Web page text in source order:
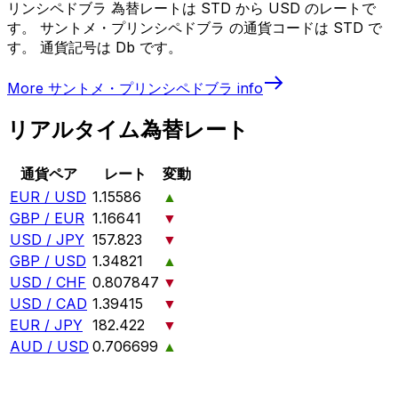
リンシペドブラ 為替レートは STD から USD のレートで
す。 サントメ・プリンシペドブラ の通貨コードは STD で
す。 通貨記号は Db です。
More サントメ・プリンシペドブラ info
リアルタイム為替レート
通貨ペア レート
変動
EUR / USD 1.15586
▲
GBP / EUR 1.16641
▼
USD / JPY 157.823
▼
GBP / USD 1.34821
▲
USD / CHF 0.807847 ▼
USD / CAD 1.39415
▼
EUR / JPY 182.422
▼
AUD / USD 0.706699 ▲